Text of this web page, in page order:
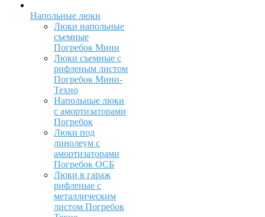
Напольные люки
Люки напольные
съемные
Погребок Мини
Люки съемные с
рифленым листом
Погребок Мини-
Техно
Напольные люки
с амортизаторами
Погребок
Люки под
линолеум с
амортизаторами
Погребок ОСБ
Люки в гараж
рифленые с
металлическим
листом Погребок